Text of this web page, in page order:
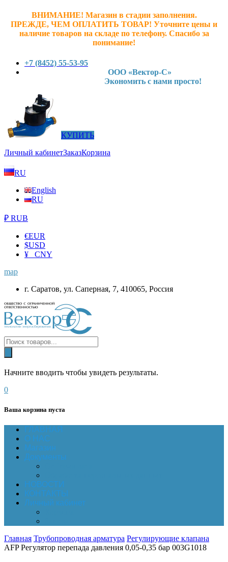
ВНИМАНИЕ! Магазин в стадии заполнения.
ПРЕЖДЕ, ЧЕМ ОПЛАТИТЬ ТОВАР! Уточните цены и
наличие товаров на складе по телефону. Спасибо за
понимание!
+7 (8452) 55-53-95
ООО «Вектор-С»
Экономить с нами просто!
КУПИТЬ
Личный кабинетЗаказКорзина
RU
English
RU
₽ RUB
€EUR
$USD
¥ CNY
map
г. Саратов, ул. Саперная, 7, 410065, Россия
Начните вводить чтобы увидеть результаты.
0
Ваша корзина пуста
ГЛАВНАЯ
О НАС
Магазин
Документы
НОВОСТИ
КОНТАКТЫ
Личный кабинет
Главная Трубопроводная арматура Регулирующие клапана
AFP Регулятор перепада давления 0,05-0,35 бар 003G1018